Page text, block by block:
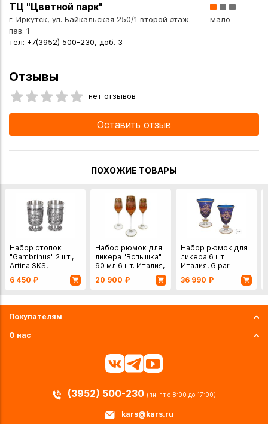
Можно мыть в посудомоечной машине. .
Вы можете купить Набор рюмок "Victoria" 60 мл 6 штук
Crystal Bohemia Чехия в указанных ниже магазинах в
магазине с доставкой курьером по Иркутску или
транспортной компанией по всей России.
ТЦ "Цветной парк"
г. Иркутск, ул. Байкальская 250/1 второй этаж.
пав. 1
тел: +7(3952) 500-230, доб. 3
мало
Отзывы
нет отзывов
Оставить отзыв
ПОХОЖИЕ ТОВАРЫ
Набор стопок
"Gambrinus" 2 шт.,
Artina SKS,
Германия, олово
6 450 ₽
Набор рюмок для
ликера "Вспышка"
90 мл 6 шт. Италия,
Same Decorazione
хрусталь
20 900 ₽
Набор рюмок для
ликера 6 шт
Италия, Gipar
36 990 ₽
Покупателям
О нас
(3952) 500-230 (пн-пт с 8:00 до 17:00)
kars@kars.ru